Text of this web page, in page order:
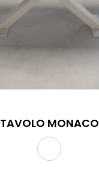
TAVOLO MONACO